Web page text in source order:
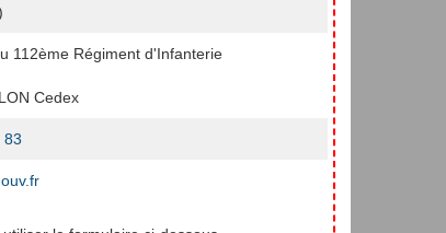
112ème Régiment d'Infanterie
Cedex
83